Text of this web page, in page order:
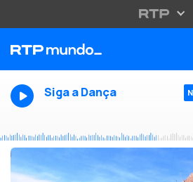
Siga a Dança